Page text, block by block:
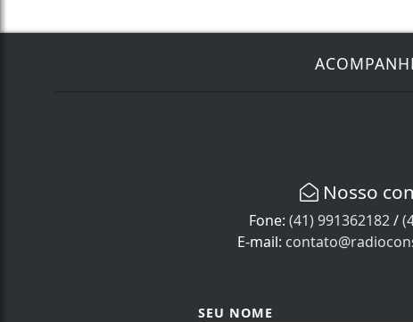
Nosso
Fone: (41) 991362182/
E-mail:
SEU NOME